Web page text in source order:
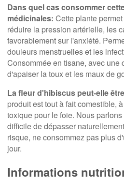
Dans quel cas consommer
médicinales: Cette plante
réduire la pression artérielle, les
favorablement sur l'anxiété.
douleurs menstruelles et les
Consommée en tisane, avec une
d'apaiser la toux et les maux de
La fleur d'hibiscus peut-elle
produit est tout à fait comestible,
toxique pour le foie. Nous
difficile de dépasser
risque, ne consommez pas plus
jour.
Informations